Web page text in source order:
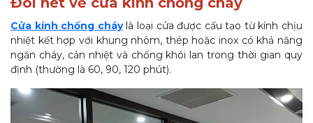
Cửa kính chống cháylà loại cửa được cấu tạo từ kính chịu
nhiệt kết hợp với khung nhôm, thép hoặc inox có khả năng
ngăn cháy, cản nhiệt và chống khói lan trong thời gian quy
định (thường là 60, 90, 120 phút).